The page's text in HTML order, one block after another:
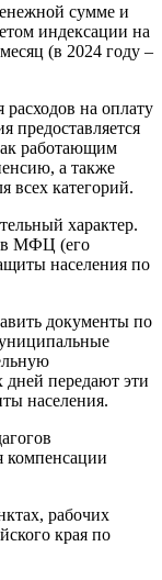
сумме и
индексации на
(в 2024 году –
на оплату
предоставляется
работающим
а также
всех категорий.
характер.
в МФЦ (его
населения по
документы по
дней передают эти
населения.
компенсации
рабочих
края по